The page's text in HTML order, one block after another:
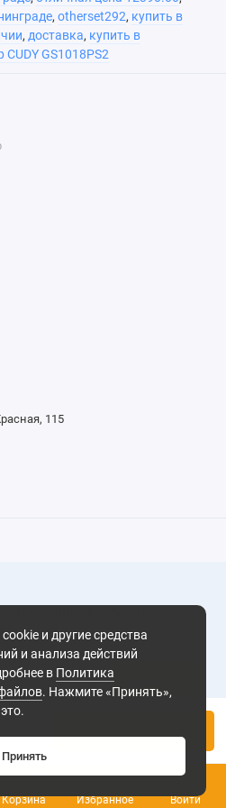
Корзина
0
Избранное
Войти
IEEE 802.3ab,IEEE 802.3af,
IEEE 802.3at, IEEE 802.3i, IEEE
802.3u, IEEE 802.3x, IEEE
и подачи питания — до 250 м
320 мм
207 мм
44 мм
370 мм
, otherset292, купить в
, доставка, купить в
GS1018PS2
и другие средства
и анализа действий
в Политика
. Нажмите «Принять»,
Принять
115
спам. Только скидки и